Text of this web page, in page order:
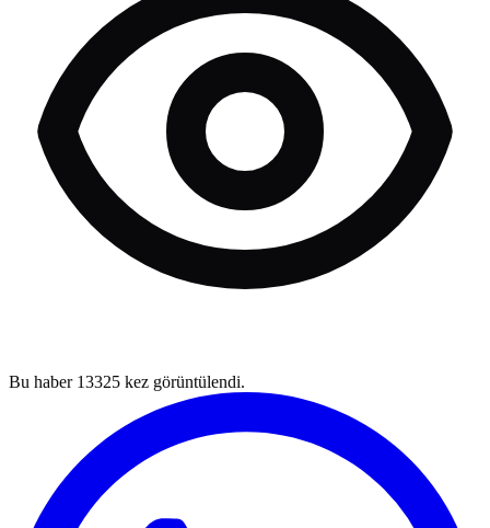
Bu haber 13325 kez görüntülendi.